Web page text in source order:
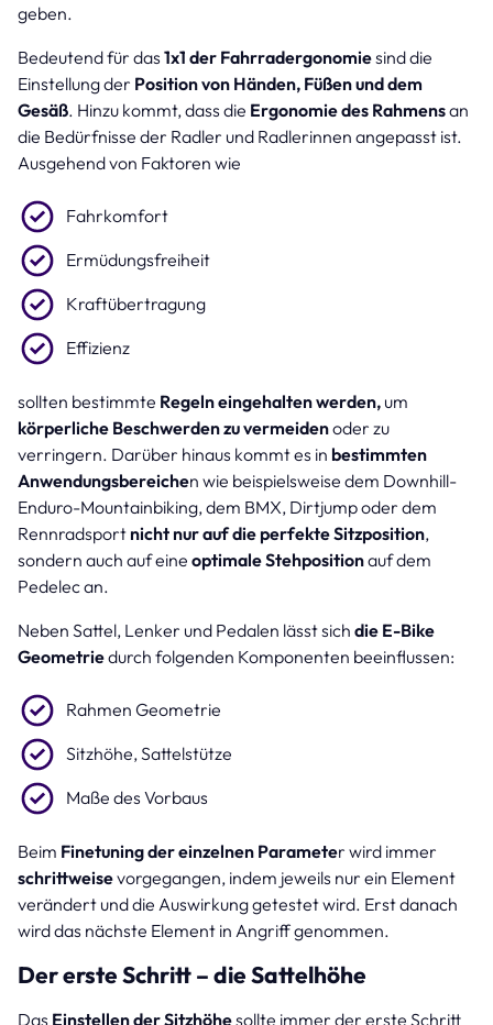
geben.
Bedeutend für das 1x1 der Fahrradergonomiesind die
Einstellung der Position von Händen, Füßen und dem
Gesäß. Hinzu kommt, dass die Ergonomie des Rahmensan
die Bedürfnisse der Radler und Radlerinnen angepasst ist.
Ausgehend von Faktoren wie
Fahrkomfort
Ermüdungsfreiheit
Kraftübertragung
Effizienz
sollten bestimmte Regeln eingehalten werden, um
körperliche Beschwerden zu vermeidenoder zu
verringern. Darüber hinaus kommt es in bestimmten
Anwendungsbereichen wie beispielsweise dem Downhill-
Enduro-Mountainbiking, dem BMX, Dirtjump oder dem
Rennradsport nicht nur auf die perfekte Sitzposition,
sondern auch auf eine optimale Stehpositionauf dem
Pedelec an.
Neben Sattel, Lenker und Pedalen lässt sich die E-Bike
Geometriedurch folgenden Komponenten beeinflussen:
Rahmen Geometrie
Sitzhöhe, Sattelstütze
Maße des Vorbaus
Beim Finetuning der einzelnen Parameter wird immer
schrittweisevorgegangen, indem jeweils nur ein Element
verändert und die Auswirkung getestet wird. Erst danach
wird das nächste Element in Angriff genommen.
Der erste Schritt – die Sattelhöhe
Das Einstellen der Sitzhöhesollte immer der erste Schritt